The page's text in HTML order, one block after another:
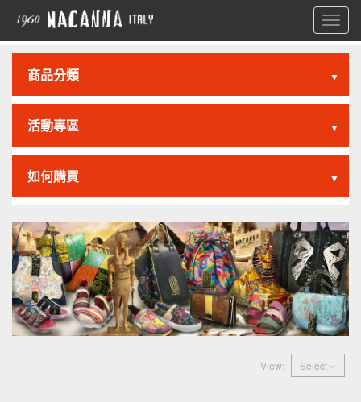
商品分類 ▼
活動專區 ▼
如何購買 ▼
View: Select